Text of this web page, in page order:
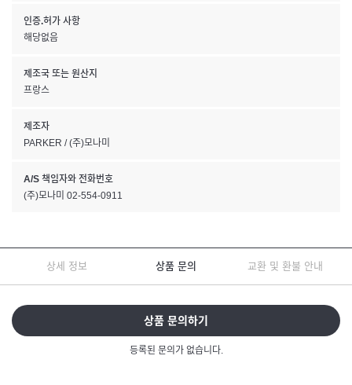
인증.허가 사항
해당없음
제조국 또는 원산지
프랑스
제조자
PARKER / (주)모나미
A/S 책임자와 전화번호
(주)모나미 02-554-0911
상세 정보 상품 문의 교환 및 환불 안내
상품 문의하기
등록된 문의가 없습니다.